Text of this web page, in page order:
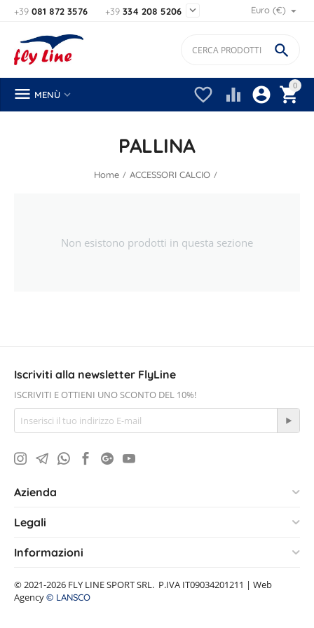
Euro (€)
+39 334 208 5206
+39 081 872 3576 
0


 

 MENÙ 
PALLINA
Home / ACCESSORI CALCIO /
Non esistono prodotti in questa sezione
Iscriviti alla newsletter FlyLine
ISCRIVITI E OTTIENI UNO SCONTO DEL 10%!
Azienda
Legali
Informazioni
© 2021-2026 FLY LINE SPORT SRL. P.IVA IT09034201211 | Web
Agency© LANSCO